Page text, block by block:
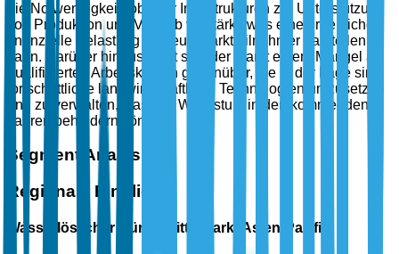
die Notwendigkeit robuster Infrastrukturen zur Unterstützung
von Produktion und Vertrieb verstärkt, was eine erhebliche
finanzielle Belastung für neue Marktteilnehmer darstellen
kann. Darüber hinaus sieht sich der Markt einem Mangel an
qualifizierten Arbeitskräften gegenüber, die in der Lage sind,
fortschrittliche landwirtschaftliche Technologien umzusetzen
und zu verwalten, was das Wachstum in den kommenden
Jahren behindern könnte.
Segment Analysis
Regionale Einblicke
Wasserlöslicher Düngemittelmarkt Asien-Pazifik